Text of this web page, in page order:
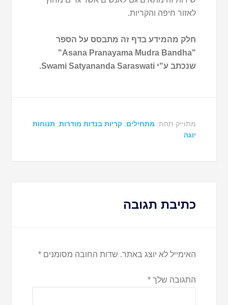
לאזור חיפה והקריות.
חלק מהמידע בדף זה מתבסס על הספר
"Asana Pranayama Mudra Bandha"
שנכתב ע"י Swami Satyananda Saraswati.
מתוייק תחת: מתחילים,קריות בנדות מודרות, תנוחות
יוגה
כתיבת תגובה
האימייל לא יוצג באתר. שדות החובה מסומנים*
התגובה שלך*